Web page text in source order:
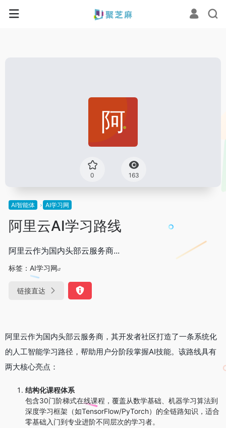
0 163
AI智能体 AI学习网
阿里云AI学习路线
阿里云作为国内头部云服务商...
标签： AI学习网
链接直达
阿里云作为国内头部云服务商，其开发者社区打造了一条系统化
的人工智能学习路径，帮助用户分阶段掌握AI技能。该路线具有
两大核心亮点：
结构化课程体系
包含30门阶梯式在线课程，覆盖从数学基础、机器学习算法到
深度学习框架（如TensorFlow/PyTorch）的全链路知识，适合
零基础入门到专业进阶不同层次的学习者。